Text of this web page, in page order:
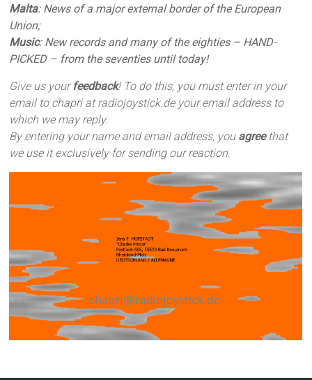
Malta: News of a major external border of the European
Union;
Music: New records and many of the eighties – HAND-
PICKED – from the seventies until today!
Give us yourfeedback! To do this, you must enter in your
email to chapri at radiojoystick.de your email address to
which we may reply.
By entering your name and email address, you agreethat
we use it exclusively for sending our reaction.